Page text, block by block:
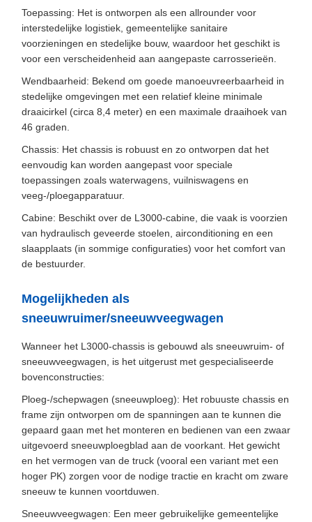
Toepassing: Het is ontworpen als een allrounder voor
interstedelijke logistiek, gemeentelijke sanitaire
voorzieningen en stedelijke bouw, waardoor het geschikt is
voor een verscheidenheid aan aangepaste carrosserieën.
Wendbaarheid: Bekend om goede manoeuvreerbaarheid in
stedelijke omgevingen met een relatief kleine minimale
draaicirkel (circa 8,4 meter) en een maximale draaihoek van
46 graden.
Chassis: Het chassis is robuust en zo ontworpen dat het
eenvoudig kan worden aangepast voor speciale
toepassingen zoals waterwagens, vuilniswagens en
veeg-/ploegapparatuur.
Cabine: Beschikt over de L3000-cabine, die vaak is voorzien
van hydraulisch geveerde stoelen, airconditioning en een
slaapplaats (in sommige configuraties) voor het comfort van
de bestuurder.
Mogelijkheden als
sneeuwruimer/sneeuwveegwagen
Wanneer het L3000-chassis is gebouwd als sneeuwruim- of
sneeuwveegwagen, is het uitgerust met gespecialiseerde
bovenconstructies:
Ploeg-/schepwagen (sneeuwploeg): Het robuuste chassis en
frame zijn ontworpen om de spanningen aan te kunnen die
gepaard gaan met het monteren en bedienen van een zwaar
uitgevoerd sneeuwploegblad aan de voorkant. Het gewicht
en het vermogen van de truck (vooral een variant met een
hoger PK) zorgen voor de nodige tractie en kracht om zware
sneeuw te kunnen voortduwen.
Sneeuwveegwagen: Een meer gebruikelijke gemeentelijke